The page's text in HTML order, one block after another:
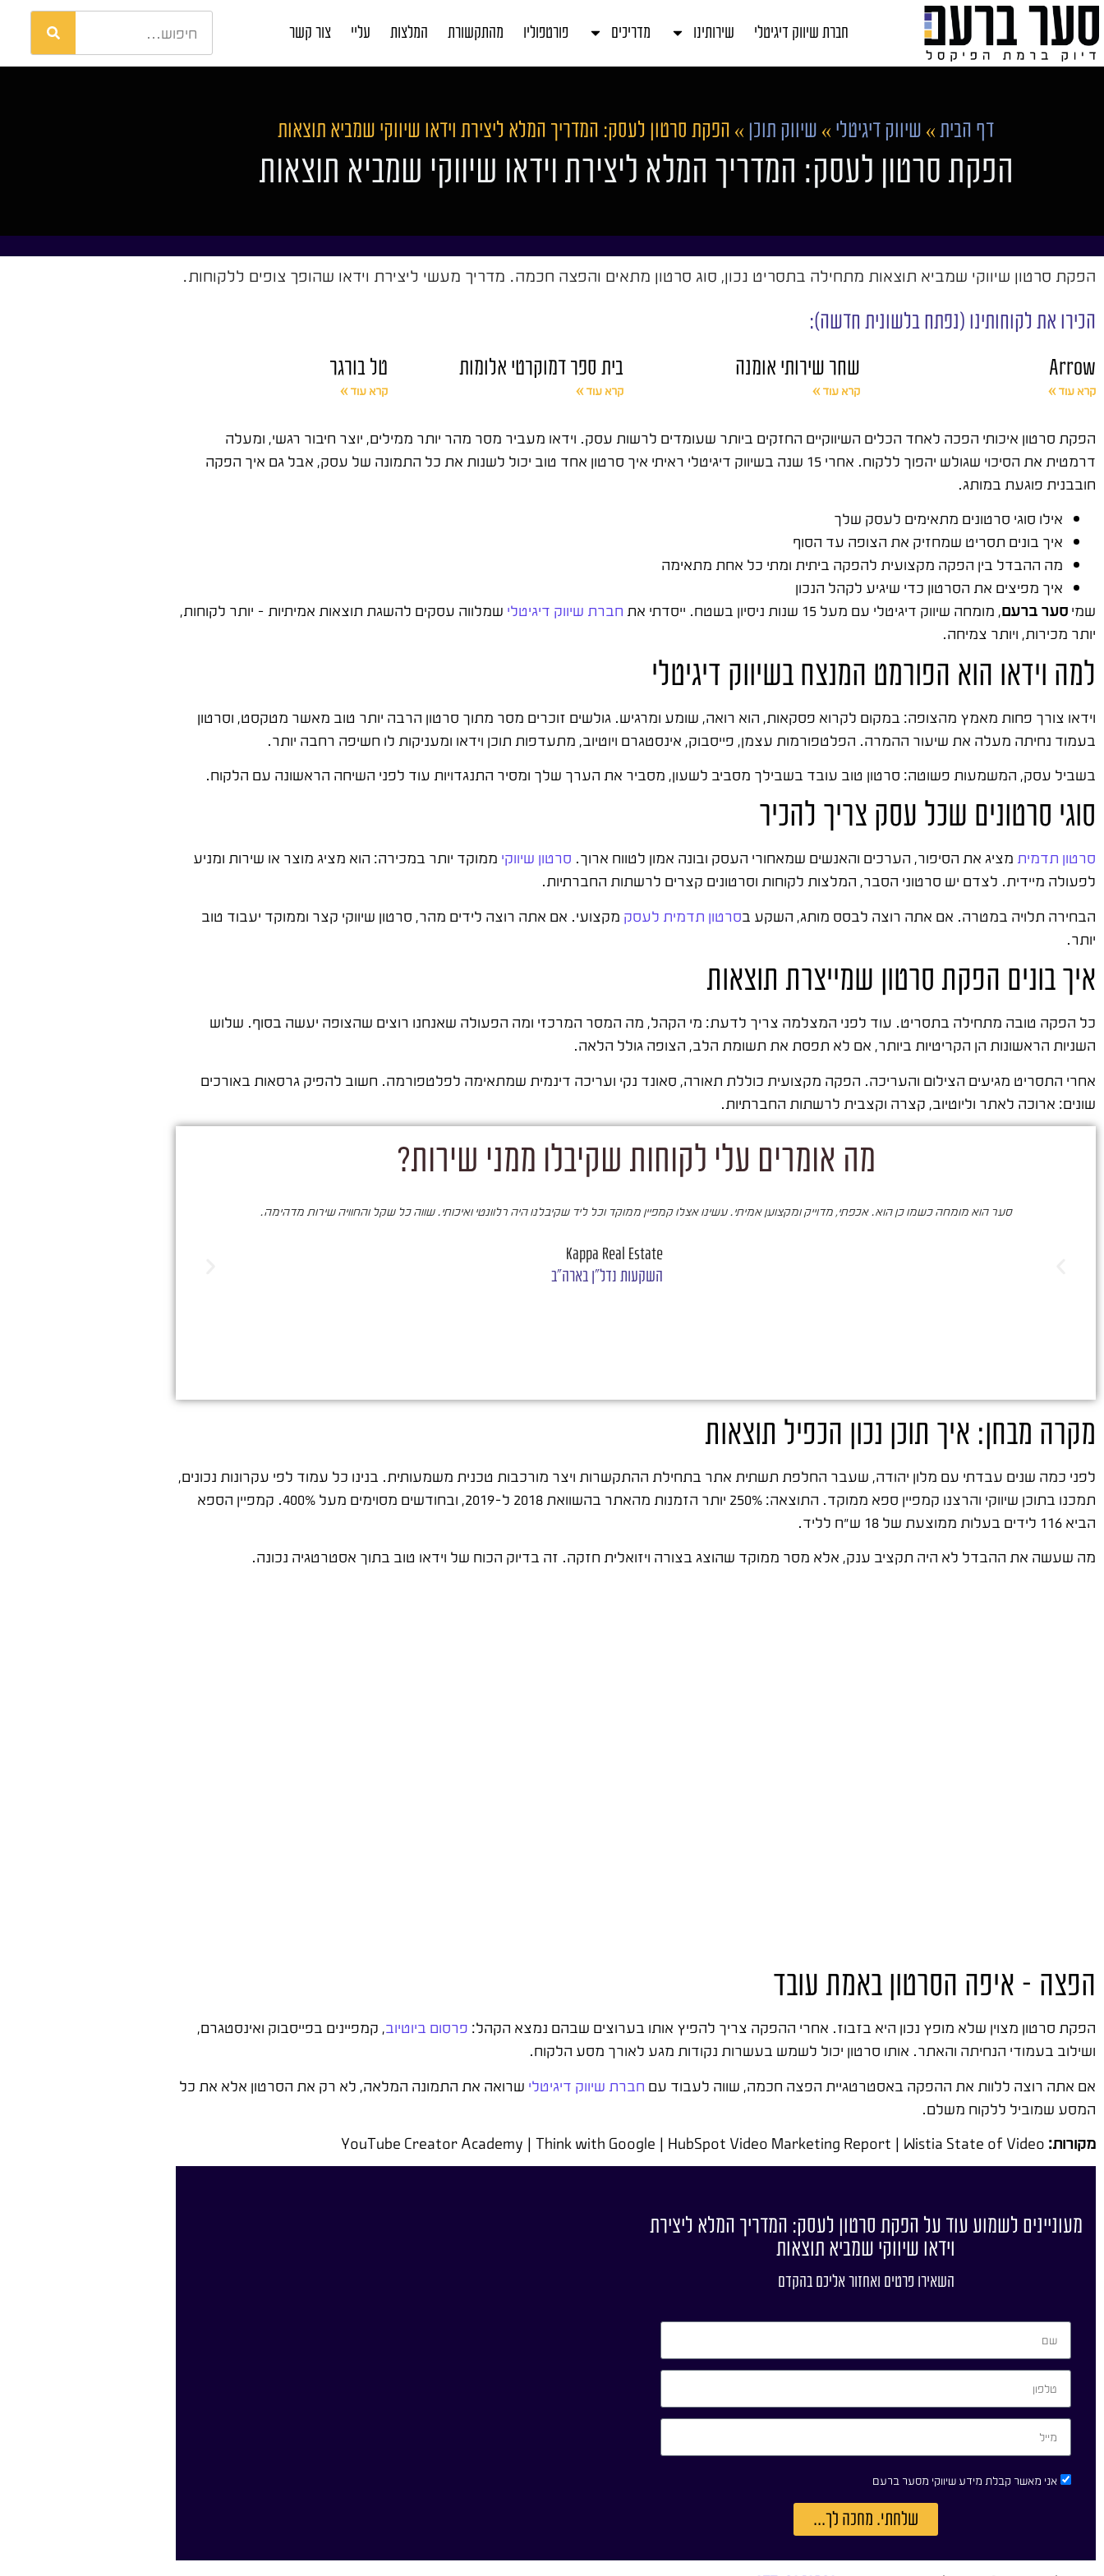
חברת שיווק דיגיטלי שירותינו מדריכים פורטפוליו מהתקשורת המלצות עליי צור קשר
דף הבית » שיווק דיגיטלי » שיווק תוכן » הפקת סרטון לעסק: המדריך המלא ליצירת וידאו שיווקי שמביא תוצאות
הפקת סרטון לעסק: המדריך המלא ליצירת וידאו שיווקי שמביא תוצאות
הפקת סרטון שיווקי שמביא תוצאות מתחילה בתסריט נכון, סוג סרטון מתאים והפצה חכמה. מדריך מעשי ליצירת וידאו שהופך צופים ללקוחות.
הכירו את לקוחותינו (נפתח בלשונית חדשה):
Arrow
קרא עוד »
שחר שירותי אומנה
קרא עוד »
בית ספר דמוקרטי אלומות
קרא עוד »
טל בורגר
קרא עוד »
הפקת סרטון איכותי הפכה לאחד הכלים השיווקיים החזקים ביותר שעומדים לרשות עסק. וידאו מעביר מסר מהר יותר ממילים, יוצר חיבור רגשי, ומעלה
דרמטית את הסיכוי שגולש יהפוך ללקוח. אחרי 15 שנה בשיווק דיגיטלי ראיתי איך סרטון אחד טוב יכול לשנות את כל התמונה של עסק, אבל גם איך הפקה
חובבנית פוגעת במותג.
אילו סוגי סרטונים מתאימים לעסק שלך
איך בונים תסריט שמחזיק את הצופה עד הסוף
מה ההבדל בין הפקה מקצועית להפקה ביתית ומתי כל אחת מתאימה
איך מפיצים את הסרטון כדי שיגיע לקהל הנכון
שמיסער ברעם, מומחה שיווק דיגיטלי עם מעל 15 שנות ניסיון בשטח. ייסדתי את חברת שיווק דיגיטלי שמלווה עסקים להשגת תוצאות אמיתיות – יותר לקוחות,
יותר מכירות, ויותר צמיחה.
למה וידאו הוא הפורמט המנצח בשיווק דיגיטלי
וידאו צורך פחות מאמץ מהצופה: במקום לקרוא פסקאות, הוא רואה, שומע ומרגיש. גולשים זוכרים מסר מתוך סרטון הרבה יותר טוב מאשר מטקסט, וסרטון
בעמוד נחיתה מעלה את שיעור ההמרה. הפלטפורמות עצמן, פייסבוק, אינסטגרם ויוטיוב, מתעדפות תוכן וידאו ומעניקות לו חשיפה רחבה יותר.
בשביל עסק, המשמעות פשוטה: סרטון טוב עובד בשבילך מסביב לשעון, מסביר את הערך שלך ומסיר התנגדויות עוד לפני השיחה הראשונה עם הלקוח.
סוגי סרטונים שכל עסק צריך להכיר
סרטון תדמית מציג את הסיפור, הערכים והאנשים שמאחורי העסק ובונה אמון לטווח ארוך. סרטון שיווקי ממוקד יותר במכירה: הוא מציג מוצר או שירות ומניע
לפעולה מיידית. לצדם יש סרטוני הסבר, המלצות לקוחות וסרטונים קצרים לרשתות החברתיות.
הבחירה תלויה במטרה. אם אתה רוצה לבסס מותג, השקע בסרטון תדמית לעסק מקצועי. אם אתה רוצה לידים מהר, סרטון שיווקי קצר וממוקד יעבוד טוב
יותר.
איך בונים הפקת סרטון שמייצרת תוצאות
כל הפקה טובה מתחילה בתסריט. עוד לפני המצלמה צריך לדעת: מי הקהל, מה המסר המרכזי ומה הפעולה שאנחנו רוצים שהצופה יעשה בסוף. שלוש
השניות הראשונות הן הקריטיות ביותר, אם לא תפסת את תשומת הלב, הצופה גולל הלאה.
אחרי התסריט מגיעים הצילום והעריכה. הפקה מקצועית כוללת תאורה, סאונד נקי ועריכה דינמית שמתאימה לפלטפורמה. חשוב להפיק גרסאות באורכים
שונים: ארוכה לאתר וליוטיוב, קצרה וקצבית לרשתות החברתיות.
מה אומרים עלי לקוחות שקיבלו ממני שירות?
סער הוא מומחה כשמו כן הוא. אכפתי, מדוייק ומקצוען אמיתי. עשינו אצלו קמפיין ממוקד וכל ליד שקיבלנו היה רלוונטי ואיכותי. שווה כל שקל והחוויה שירות מדהימה.
Kappa Real Estate
השקעות נדל"ן בארה"ב
מקרה מבחן: איך תוכן נכון הכפיל תוצאות
לפני כמה שנים עבדתי עם מלון יהודה, שעבר החלפת תשתית אתר בתחילת ההתקשרות ויצר מורכבות טכנית משמעותית. בנינו כל עמוד לפי עקרונות נכונים,
תמכנו בתוכן שיווקי והרצנו קמפיין ספא ממוקד. התוצאה: 250% יותר הזמנות מהאתר בהשוואת 2018 ל-2019, ובחודשים מסוימים מעל 400%. קמפיין הספא
הביא 116 לידים בעלות ממוצעת של 18 ש"ח לליד.
מה שעשה את ההבדל לא היה תקציב ענק, אלא מסר ממוקד שהוצג בצורה ויזואלית חזקה. זה בדיוק הכוח של וידאו טוב בתוך אסטרטגיה נכונה.
הפצה – איפה הסרטון באמת עובד
הפקת סרטון מצוין שלא מופץ נכון היא בזבוז. אחרי ההפקה צריך להפיץ אותו בערוצים שבהם נמצא הקהל: פרסום ביוטיוב, קמפיינים בפייסבוק ואינסטגרם,
ושילוב בעמודי הנחיתה והאתר. אותו סרטון יכול לשמש בעשרות נקודות מגע לאורך מסע הלקוח.
אם אתה רוצה ללוות את ההפקה באסטרטגיית הפצה חכמה, שווה לעבוד עם חברת שיווק דיגיטלי שרואה את התמונה המלאה, לא רק את הסרטון אלא את כל
המסע שמוביל ללקוח משלם.
מקורות:
מעוניינים לשמוע עוד על הפקת סרטון לעסק: המדריך המלא ליצירת
וידאו שיווקי שמביא תוצאות
השאירו פרטים ואחזור אליכם בהקדם
אני מאשר קבלת מידע שיווקי מסער ברעם
שלחתי. מחכה לך...